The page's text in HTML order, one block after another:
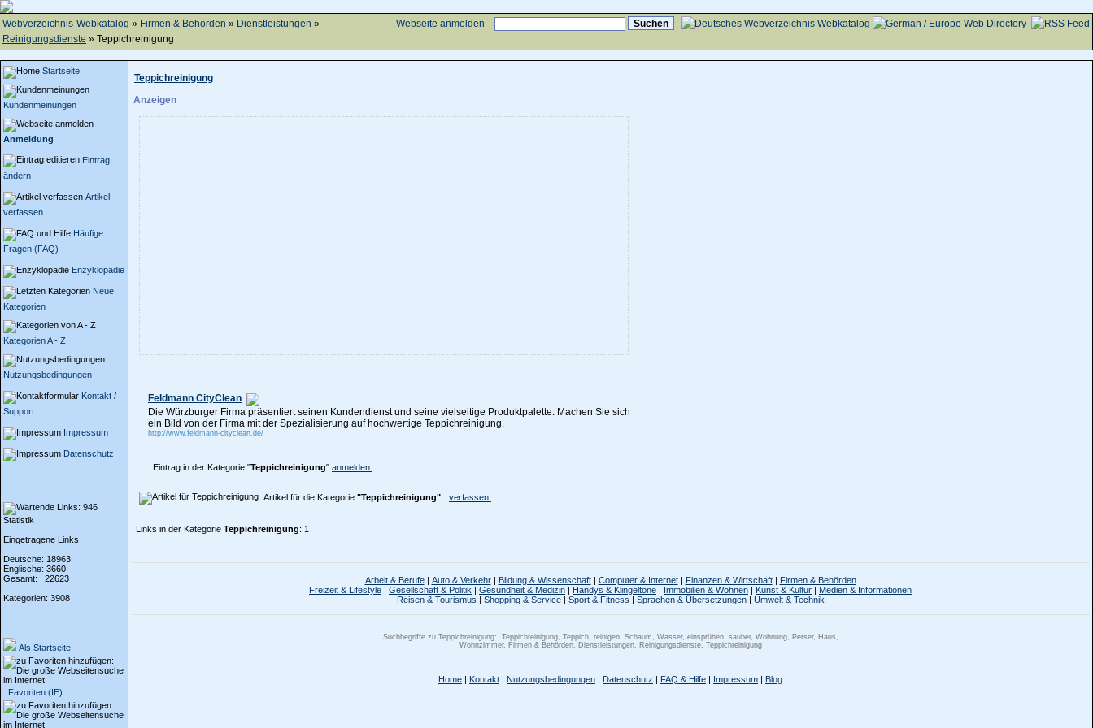
Webseite anmelden
Webverzeichnis-Webkatalog » Firmen & Behörden » Dienstleistungen »
Reinigungsdienste » Teppichreinigung
Startseite
Kundenmeinungen
Anmeldung
Eintrag
ändern
Artikel
verfassen
Häufige
Fragen (FAQ)
Enzyklopädie
Neue
Kategorien
Kategorien A - Z
Nutzungsbedingungen
Kontakt /
Support
Impressum
Datenschutz
Statistik
Eingetragene Links
Deutsche: 18963
Englische: 3660
Gesamt: 22623
Kategorien: 3908
Als Startseite
Favoriten (IE)
Teppichreinigung
Anzeigen
Feldmann CityClean
Die Würzburger Firma präsentiert seinen Kundendienst und seine vielseitige Produktpalette. Machen Sie sich
ein Bild von der Firma mit der Spezialisierung auf hochwertige Teppichreinigung.
http://www.feldmann-cityclean.de/
Eintrag in der Kategorie "Teppichreinigung" anmelden.
Artikel für die Kategorie "Teppichreinigung" verfassen.
Links in der Kategorie Teppichreinigung: 1
Arbeit & Berufe| Auto & Verkehr| Bildung & Wissenschaft| Computer & Internet| Finanzen & Wirtschaft| Firmen & Behörden
Freizeit & Lifestyle | Gesellschaft & Politik | Gesundheit & Medizin | Handys & Klingeltöne | Immobilien & Wohnen | Kunst & Kultur | Medien & Informationen
Reisen & Tourismus | Shopping & Service| Sport & Fitness | Sprachen & Übersetzungen| Umwelt & Technik
Suchbegriffe zu Teppichreinigung: Teppichreinigung, Teppich, reinigen, Schaum, Wasser, einsprühen, sauber, Wohnung, Perser, Haus,
Wohnzimmer, Firmen & Behörden, Dienstleistungen, Reinigungsdienste, Teppichreinigung
Home | Kontakt | Nutzungsbedingungen | Datenschutz | FAQ & Hilfe | Impressum | Blog